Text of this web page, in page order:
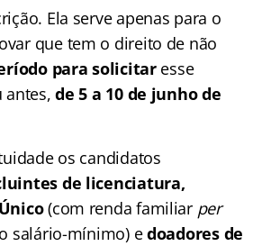
Ela serve apenas para o
que tem o direito de não
para solicitaresse
antes,de 5 a 10 de junho de
os candidatos
de licenciatura,
(com renda familiar per
salário-mínimo) edoadores de